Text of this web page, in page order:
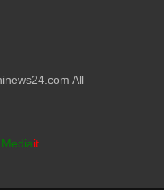
All
Mediait